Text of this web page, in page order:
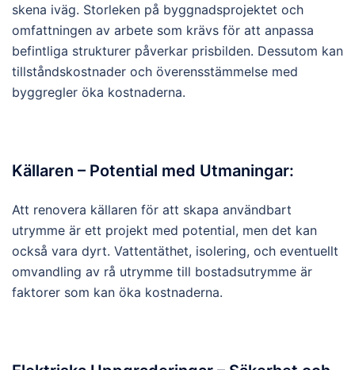
skena iväg. Storleken på byggnadsprojektet och
omfattningen av arbete som krävs för att anpassa
befintliga strukturer påverkar prisbilden. Dessutom kan
tillståndskostnader och överensstämmelse med
byggregler öka kostnaderna.
Källaren – Potential med Utmaningar:
Att renovera källaren för att skapa användbart
utrymme är ett projekt med potential, men det kan
också vara dyrt. Vattentäthet, isolering, och eventuellt
omvandling av rå utrymme till bostadsutrymme är
faktorer som kan öka kostnaderna.